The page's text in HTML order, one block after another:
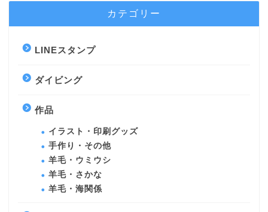
カテゴリー
LINEスタンプ
ダイビング
作品
イラスト・印刷グッズ
手作り・その他
羊毛・ウミウシ
羊毛・さかな
羊毛・海関係